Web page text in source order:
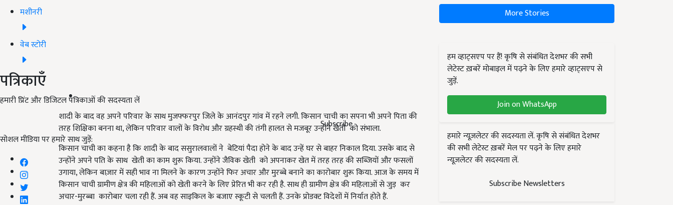
मशीनरी
वेब स्टोरी
पत्रिकाएँ
हमारी प्रिंट और डिजिटल पत्रिकाओं की सदस्यता लें
Subscribe
सोशल मीडिया पर हमारे साथ जुड़ें:
शादी के बाद वह अपने परिवार के साथ मुजफ्फरपुर जिले के आनंदपुर गांव में रहने लगी. किसान चाची का सपना भी अपने पिता की
तरह शिक्षिका बनना था, लेकिन परिवार वालों के विरोध और ग्रहस्थी की तंगी हालत से मजबूर उन्होंने खेती को संभाला.
किसान चाची का कहना है कि शादी के बाद ससुरालवालों ने बेटियां पैदा होने के बाद उन्हें घर से बाहर निकाल दिया. उसके बाद से
उन्होंने अपने पति के साथ खेती का काम शुरू किया. उन्होंने जैविक खेती को अपनाकर खेत में तरह तरह की सब्जियों और फसलों
उगाया, लेकिन बाज़ार में सही भाव ना मिलने के कारण उन्होंने फिर अचार और मुरब्बे बनाने का कारोबार शुरू किया. आज के समय में
किसान चाची ग्रामीण क्षेत्र की महिलाओं को खेती करने के लिए प्रेरित भी कर रही है. साथ ही ग्रामीण क्षेत्र की महिलाओं से जुड़ कर
अचार-मुरब्बा कारोबार चला रही हैं. अब वह साइकिल के बजाए स्कूटी से चलती हैं. उनके प्रोडक्ट विदेशों में निर्यात होते हैं.
More Stories
हम व्हाट्सएप पर हैं! कृषि से संबंधित देशभर की सभी
लेटेस्ट ख़बरें मोबाइल में पढ़ने के लिए हमारे व्हाट्सएप से
जुड़ें.
Join on WhatsApp
हमारे न्यूज़लेटर की सदस्यता लें. कृषि से संबंधित देशभर
की सभी लेटेस्ट ख़बरें मेल पर पढ़ने के लिए हमारे
न्यूज़लेटर की सदस्यता लें.
Subscribe Newsletters